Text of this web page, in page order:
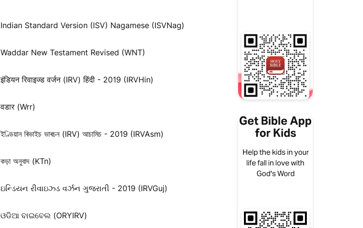
Indian Standard Version (ISV) Nagamese (ISVNag)
Waddar New Testament Revised (WNT)
इंडियन रिवाइज्ड वर्जन (IRV) हिंदी - 2019 (IRVHin)
वडार (Wrr)
ইণ্ডিয়ান ৰিভাইচ ভাৰচন (IRV) আচামিচ - 2019 (IRVAsm)
কড়া অনুবাদ (KTn)
ઇન્ડિયન રીવાઇઝ્ડ વર્ઝન ગુજરાતી - 2019 (IRVGuj)
ଓଡିଆ ବାଇବେଲ (ORYIRV)
Get Bible App
for Kids
Help the kids in your
life fall in love with
God's Word